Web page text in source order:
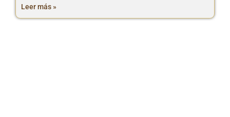
Leer más »